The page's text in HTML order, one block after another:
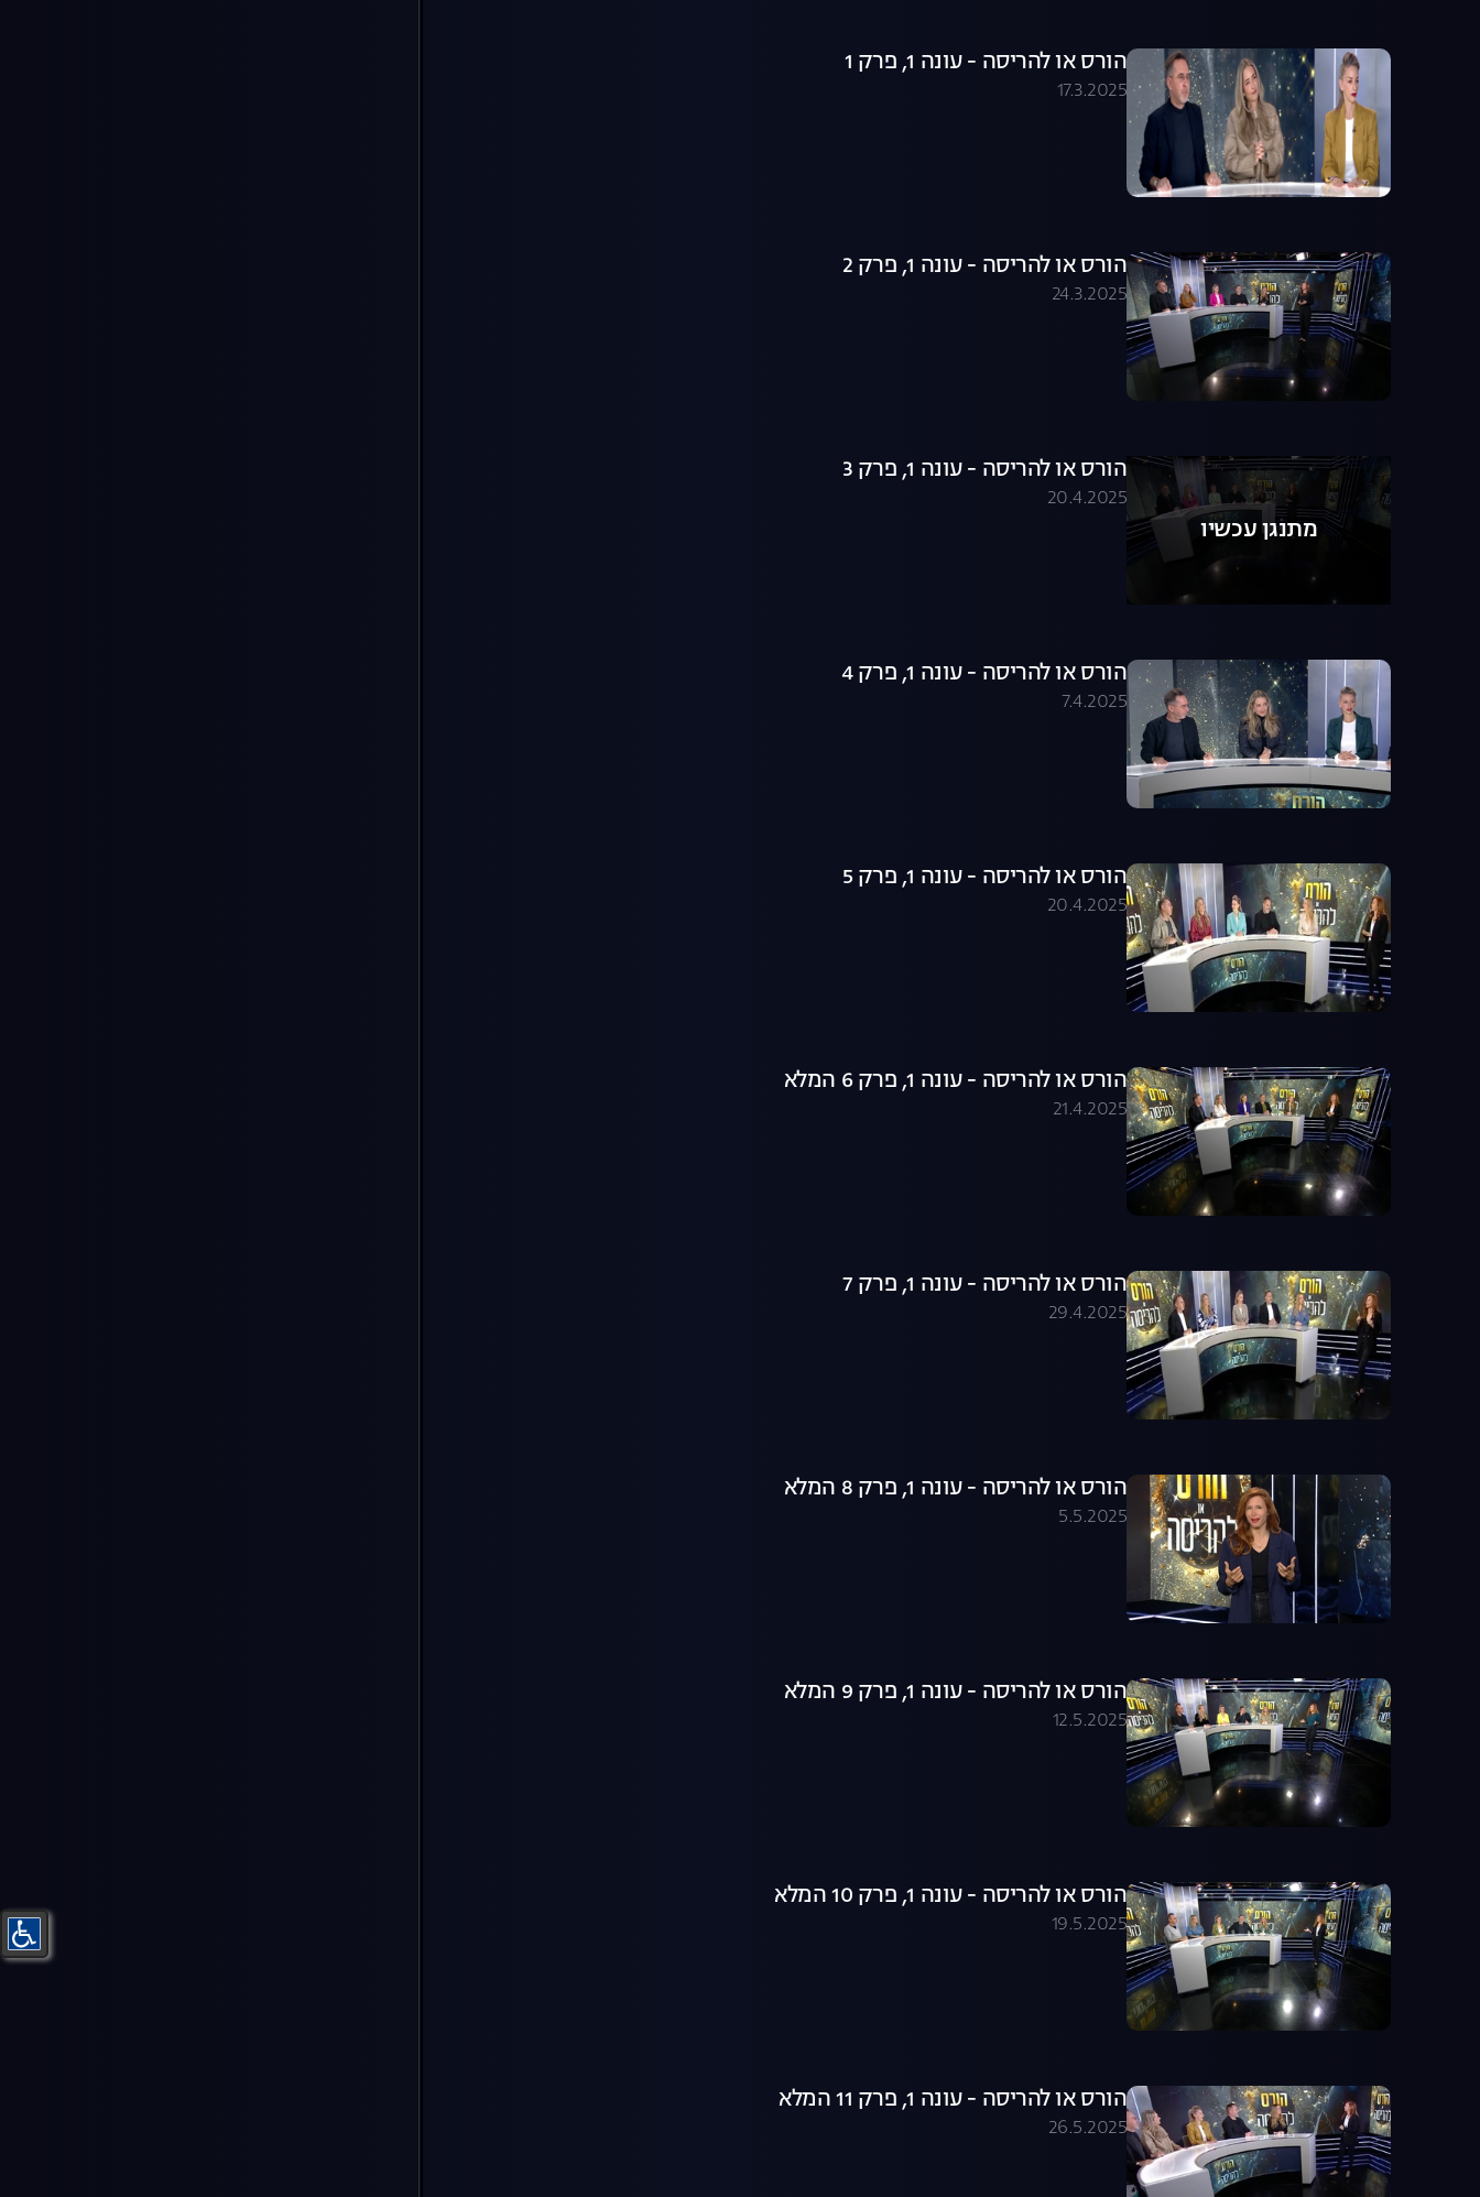
הורס או להריסה - עונה 1, פרק 1
17.3.2025
הורס או להריסה - עונה 1, פרק 2
24.3.2025
מתנגן עכשיו
הורס או להריסה - עונה 1, פרק 3
20.4.2025
הורס או להריסה - עונה 1, פרק 4
7.4.2025
הורס או להריסה - עונה 1, פרק 5
20.4.2025
הורס או להריסה - עונה 1, פרק 6 המלא
21.4.2025
הורס או להריסה - עונה 1, פרק 7
29.4.2025
הורס או להריסה - עונה 1, פרק 8 המלא
5.5.2025
הורס או להריסה - עונה 1, פרק 9 המלא
12.5.2025
הורס או להריסה - עונה 1, פרק 10 המלא
19.5.2025
הורס או להריסה - עונה 1, פרק 11 המלא
26.5.2025